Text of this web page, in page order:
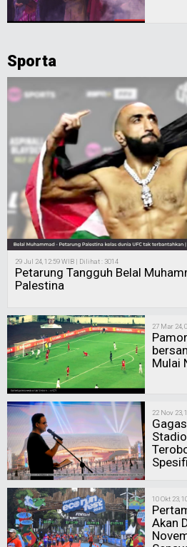
Sporta
29 Jul 24, 12:59 WIB | Dilihat : 3014
Petarung Tangguh Belal
Palestina
27 Mar 24,
Mulai
22 Nov 23,
10 Okt 23,
Akan